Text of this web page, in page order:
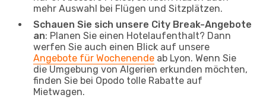
mehr Auswahl bei Flügen und Sitzplätzen.
Schauen Sie sich unsere City Break-Angebote
an: Planen Sie einen Hotelaufenthalt? Dann
werfen Sie auch einen Blick auf unsere
Angebote für Wochenende ab Lyon. Wenn Sie
die Umgebung von Algerien erkunden möchten,
finden Sie bei Opodo tolle Rabatte auf
Mietwagen.